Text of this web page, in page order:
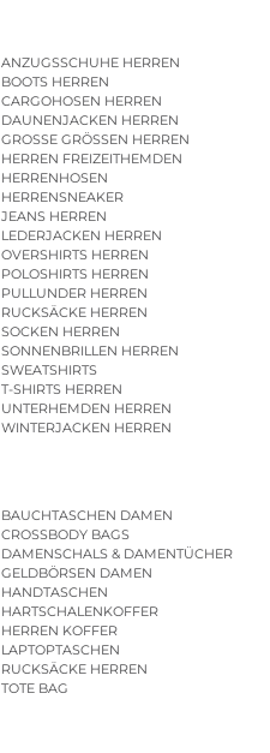
ANZUGSSCHUHE HERREN
BOOTS HERREN
CARGOHOSEN HERREN
DAUNENJACKEN HERREN
GROSSE GRÖSSEN HERREN
HERREN FREIZEITHEMDEN
HERRENHOSEN
HERRENSNEAKER
JEANS HERREN
LEDERJACKEN HERREN
OVERSHIRTS HERREN
POLOSHIRTS HERREN
PULLUNDER HERREN
RUCKSÄCKE HERREN
SOCKEN HERREN
SONNENBRILLEN HERREN
SWEATSHIRTS
T-SHIRTS HERREN
UNTERHEMDEN HERREN
WINTERJACKEN HERREN
BAUCHTASCHEN DAMEN
CROSSBODY BAGS
DAMENSCHALS & DAMENTÜCHER
GELDBÖRSEN DAMEN
HANDTASCHEN
HARTSCHALENKOFFER
HERREN KOFFER
LAPTOPTASCHEN
RUCKSÄCKE HERREN
TOTE BAG